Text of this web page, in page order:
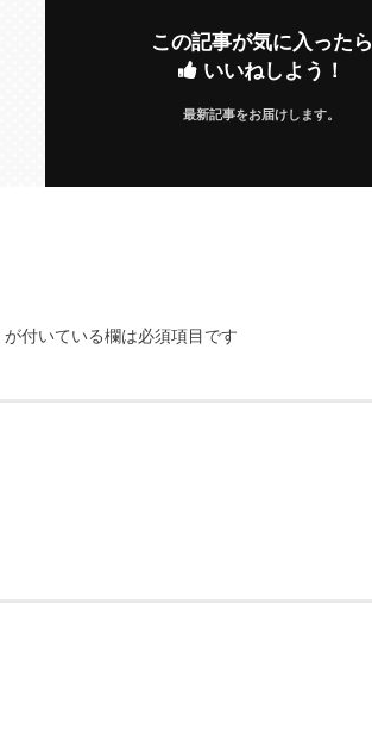
この記事が気に入ったら
いいねしよう！
最新記事をお届けします。
が付いている欄は必須項目です